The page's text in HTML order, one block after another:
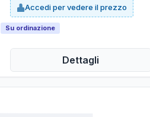
Accedi per vedere il prezzo
Su ordinazione
Dettagli